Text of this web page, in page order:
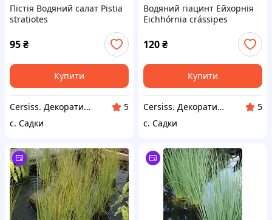
Пістія Водяний салат Pistia
stratiotes
95₴
Купити
Cersiss. Декоративні і плодові рослини.
5
с. Садки
Водяний гіацинт Ейхорнія
Eichhórnia crássipes
120₴
Купити
Cersiss. Декоративні і плодові рослини.
5
с. Садки